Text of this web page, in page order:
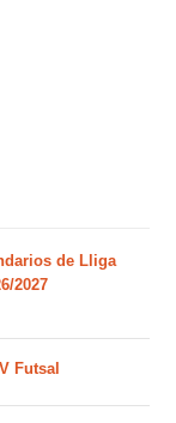
de Lliga
2027
Futsal